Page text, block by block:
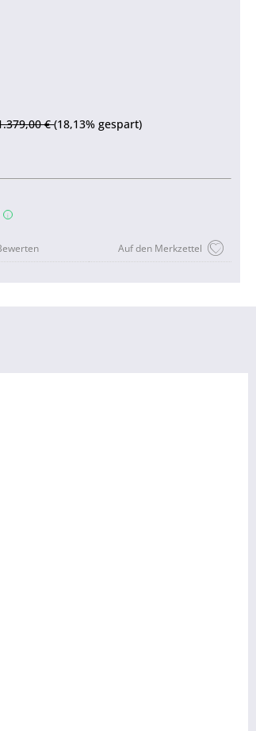
€(18,13% gespart)
i
Auf den Merkzettel